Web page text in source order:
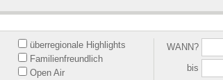
überregionale Highlights
Familienfreundlich
Open Air
WANN?
bis